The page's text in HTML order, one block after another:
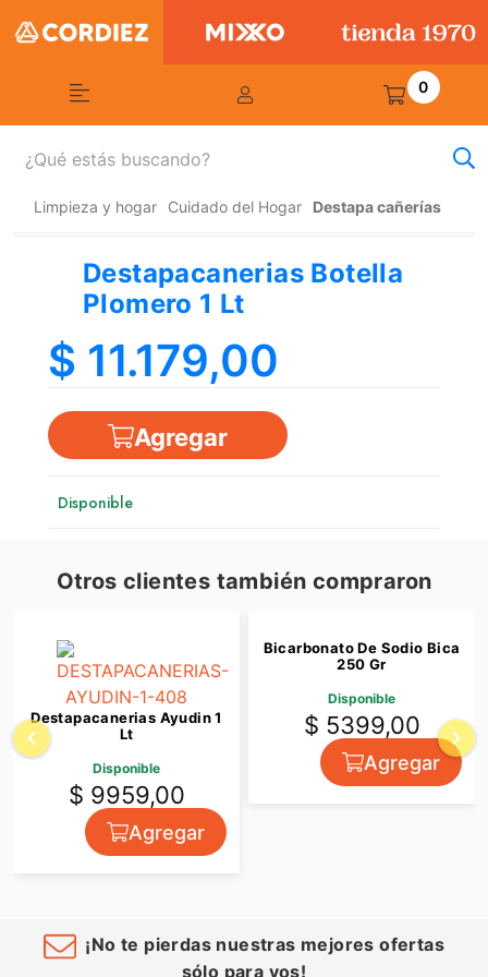
0
Limpieza y hogar Cuidado del Hogar Destapa cañerías
Destapacanerias Botella
Plomero 1 Lt
$ 11.179,00
Agregar
Disponible
Otros clientes también compraron
Destapacanerias Ayudin 1
Lt
Disponible
$ 9959,00
Agregar
Bicarbonato De Sodio Bica
250 Gr
Disponible
$ 5399,00
Agregar
¡No te pierdas nuestras mejores ofertas
sólo para vos!